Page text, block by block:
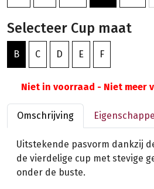
Selecteer Cup maat
B C D E F
Niet in voorraad - Niet meer
Omschrijving
Uitstekende pasvorm dankzij
de vierdelige cup met stevige
onder de buste.